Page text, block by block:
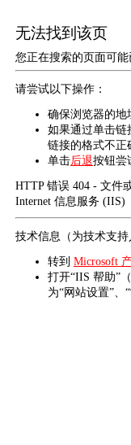
无法找到该页
您正在搜索的页面可能
请尝试以下操作：
确保浏览器的地
如果通过单击链
链接的格式不正
单击后退按钮尝
HTTP 错误 404 - 文件
Internet 信息服务 (IIS)
技术信息（为技术支持
转到 Microsoft
打开“IIS 帮助”
为“网站设置”、